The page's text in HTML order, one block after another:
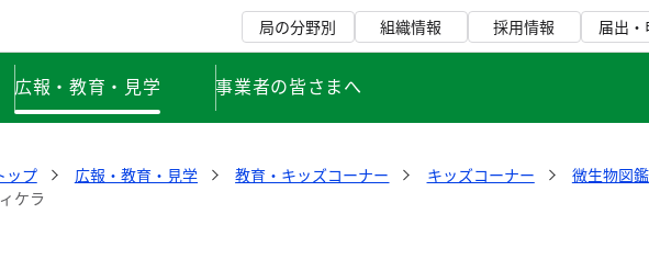
局の分野別 組織情報 採用情報 届出
広報・教育・見学 事業者の皆さまへ
ップ 広報・教育・見学 教育・キッズコーナー キッズコーナー 微生物図鑑
ケラ